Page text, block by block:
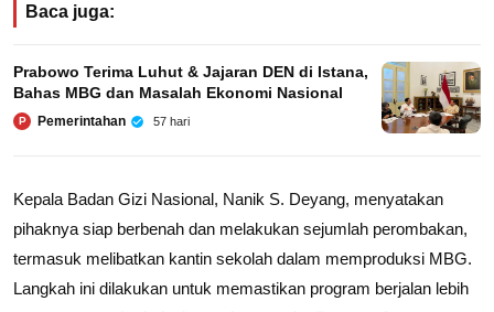
Baca juga:
Prabowo Terima Luhut & Jajaran DEN di Istana,
Bahas MBG dan Masalah Ekonomi Nasional
P Pemerintahan 57 hari
Kepala Badan Gizi Nasional, Nanik S. Deyang, menyatakan
pihaknya siap berbenah dan melakukan sejumlah perombakan,
termasuk melibatkan kantin sekolah dalam memproduksi MBG.
Langkah ini dilakukan untuk memastikan program berjalan lebih